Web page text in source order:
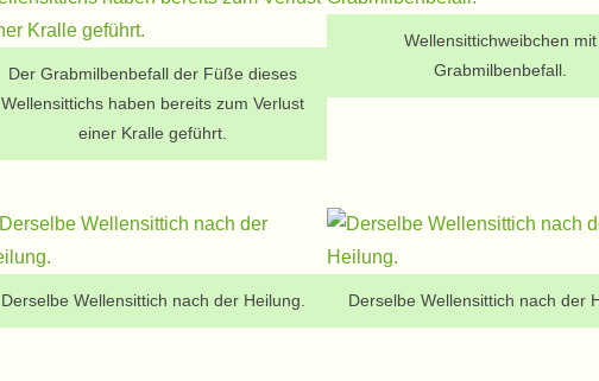
Der Grabmilbenbefall der Füße dieses
Wellensittichs haben bereits zum Verlust
einer Kralle geführt.
Wellensittichweibchen mit
Grabmilbenbefall.
Derselbe Wellensittich nach der Heilung. Derselbe Wellensittich nach der